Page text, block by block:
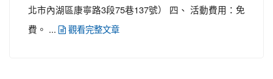
北市內湖區康寧路3段75巷137號） 四、 活動費用：免
費。 ...
觀看完整文章